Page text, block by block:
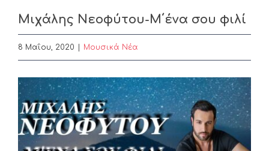
Μιχάλης Νεοφύτου-Μ΄ένα σου φιλί
8 Μαΐου, 2020 Μουσικά Νέα
View
Larger
Image